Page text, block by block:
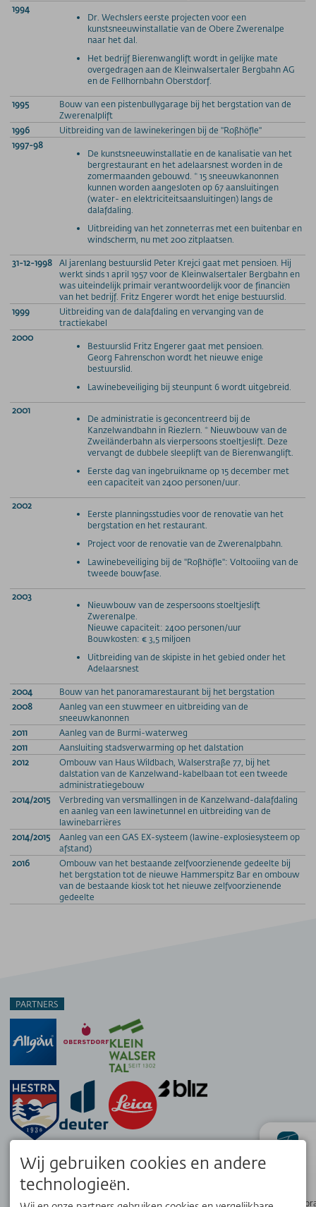
1994
Dr. Wechslers eerste projecten voor een
kunstsneeuwinstallatie van de Obere Zwerenalpe
naar het dal.
Het bedrijf Bierenwanglift wordt in gelijke mate
overgedragen aan de Kleinwalsertaler Bergbahn AG
en de Fellhornbahn Oberstdorf.
1995
Bouw van een pistenbullygarage bij het bergstation van de
Zwerenalplift
1996
Uitbreiding van de lawinekeringen bij de "Roßhöfle"
1997-98
De kunstsneeuwinstallatie en de kanalisatie van het
bergrestaurant en het adelaarsnest worden in de
zomermaanden gebouwd. * 15 sneeuwkanonnen
kunnen worden aangesloten op 67 aansluitingen
(water- en elektriciteitsaansluitingen) langs de
dalafdaling.
Uitbreiding van het zonneterras met een buitenbar en
windscherm, nu met 200 zitplaatsen.
31-12-1998
Al jarenlang bestuurslid Peter Krejci gaat met pensioen. Hij
werkt sinds 1 april 1957 voor de Kleinwalsertaler Bergbahn en
was uiteindelijk primair verantwoordelijk voor de financiën
van het bedrijf. Fritz Engerer wordt het enige bestuurslid.
1999
Uitbreiding van de dalafdaling en vervanging van de
tractiekabel
2000
Bestuurslid Fritz Engerer gaat met pensioen.
Georg Fahrenschon wordt het nieuwe enige
bestuurslid.
Lawinebeveiliging bij steunpunt 6 wordt uitgebreid.
2001
De administratie is geconcentreerd bij de
Kanzelwandbahn in Riezlern. * Nieuwbouw van de
Zweiländerbahn als vierpersoons stoeltjeslift. Deze
vervangt de dubbele sleeplift van de Bierenwanglift.
Eerste dag van ingebruikname op 15 december met
een capaciteit van 2400 personen/uur.
2002
Eerste planningsstudies voor de renovatie van het
bergstation en het restaurant.
Project voor de renovatie van de Zwerenalpbahn.
Lawinebeveiliging bij de "Roßhöfle": Voltooiing van de
tweede bouwfase.
2003
Nieuwbouw van de zespersoons stoeltjeslift
Zwerenalpe.
Nieuwe capaciteit: 2400 personen/uur
Bouwkosten: € 3,5 miljoen
Uitbreiding van de skipiste in het gebied onder het
Adelaarsnest
2004
Bouw van het panoramarestaurant bij het bergstation
2008
Aanleg van een stuwmeer en uitbreiding van de
sneeuwkanonnen
2011
Aanleg van de Burmi-waterweg
2011
Aansluiting stadsverwarming op het dalstation
2012
Ombouw van Haus Wildbach, Walserstraße 77, bij het
dalstation van de Kanzelwand-kabelbaan tot een tweede
administratiegebouw
2014/2015
Verbreding van versmallingen in de Kanzelwand-dalafdaling
en aanleg van een lawinetunnel en uitbreiding van de
lawinebarrières
2014/2015
Aanleg van een GAS EX-systeem (lawine-explosiesysteem op
afstand)
2016
Ombouw van het bestaande zelfvoorzienende gedeelte bij
het bergstation tot de nieuwe Hammerspitz Bar en ombouw
van de bestaande kiosk tot het nieuwe zelfvoorzienende
gedeelte
PARTNERS
Wij gebruiken cookies en andere
technologieën.